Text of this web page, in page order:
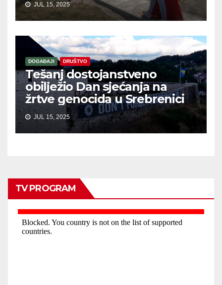
JUL 15, 2025
DOGAĐAJI DRUŠTVO
Tešanj dostojanstveno
obilježio Dan sjećanja na
žrtve genocida u Srebrenici
JUL 15, 2025
TV PROGRAM